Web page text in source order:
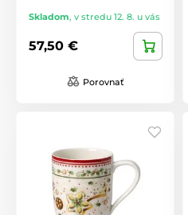
Skladom, v stredu 12. 8. u vás
57,50 €
Porovnať